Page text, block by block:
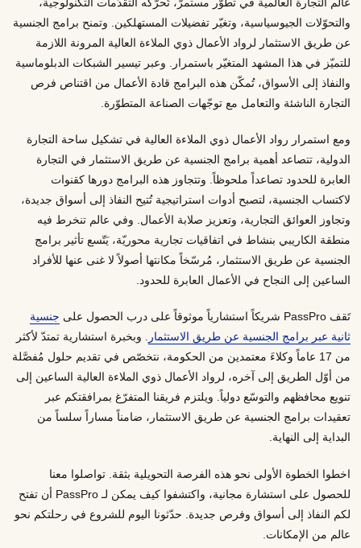
والتحوّلات الجيوسياسية، وتغيّر تفضيلات المستهلكين. وتمنح برامج الجنسية
عن طريق الاستثمار لرواد الأعمال ذوي الملاءة العالية المرونة اللازمة
للتميّز في هذا المشهد المتغيّر باستمرار. وعبر تيسير الشبكات الدبلوماسية
والنفاذ إلى الأسواق، تُمكّن هذه البرامج قادة الأعمال من اقتناص فرص
التجارة الناشئة والتعامل مع توجّهات الصناعة المتطوّرة.
ومع استمرار رواد الأعمال ذوي الملاءة العالية في تشكيل ساحة التجارة
الدولية، تتصاعد أهمية برامج الجنسية عن طريق الاستثمار في التجارة
العابرة للحدود تصاعداً ملحوظاً. وتتجاوز هذه البرامج دورها كقنوات
لاكتساب الجنسية، لتصبح أدوات استراتيجية تُتيح النفاذ إلى أسواق جديدة،
وتجاوز العوائق التجارية، وتعزيز صلابة الأعمال. وفي عالم تنخرط فيه
منطقة الكاريبي بنشاط في اتفاقيات تجارية محوريّة، يَتّسع تأثير برامج
الجنسية عن طريق الاستثمار، مُرسّخاً مكانتها أصولاً لا غنى عنها للأفراد
الساعين إلى النجاح في الأعمال العابرة للحدود.
تَقف PassPro شريكاً استشارياً موثوقاً على درب الحصول على
جنسية
ثانية عبر برامج الجنسية عن طريق الاستثمار . وبخبرة استشارية تمتدّ لأكثر
من 17 عاماً وكلاءَ معتمدين من الحكومة، نتخصّص في تقديم حلول مُفصَّلة
من أوّل الطريق إلى آخره، لرواد الأعمال ذوي الملاءة العالية الساعين إلى
تنويع محافظهم والتوسّع دولياً. ويلتزم فريقنا المتفرّغ بمرافقتكم عبر
تعقيدات برامج الجنسية عن طريق الاستثمار، ضامناً مساراً سلساً من
البداية إلى النهاية.
اخطوا الخطوة الأولى نحو هذه الفرصة التحويلية بثقة. تواصلوا معنا
للحصول على استشارة مجانية، واكتشفوا كيف يمكن لـ PassPro أن تفتح
لكم النفاذ إلى أسواق وفرص جديدة. حدّثونا اليوم للشروع في رحلتكم نحو
عالم من الإمكانات.